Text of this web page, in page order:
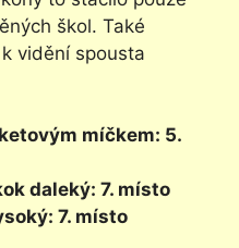
škol. Také
vidění spousta
míčkem: 5.
daleký: 7. místo
7. místo